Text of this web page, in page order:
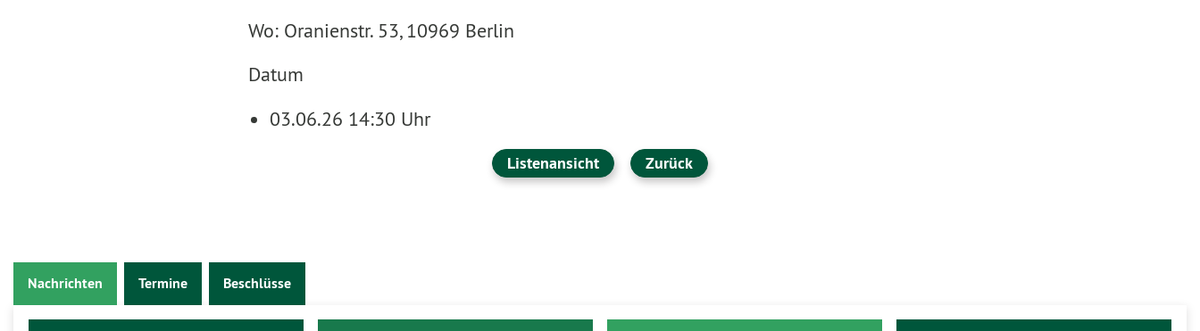
Wo: Oranienstr. 53, 10969 Berlin
Datum
03.06.26 14:30 Uhr
Listenansicht Zurück
Nachrichten Termine Beschlüsse